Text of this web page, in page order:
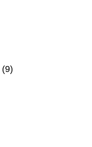
(9)